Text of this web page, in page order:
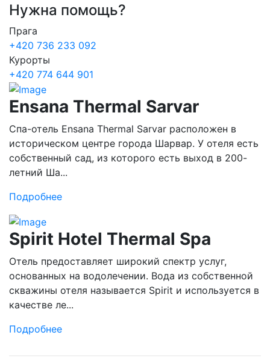
Нужна помощь?
Прага
+420 736 233 092
Курорты
+420 774 644 901
Ensana Thermal Sarvar
Спа-отель Ensana Thermal Sarvar расположен в
историческом центре города Шарвар. У отеля есть
собственный сад, из которого есть выход в 200-
летний Ша...
Подробнее
Spirit Hotel Thermal Spa
Отель предоставляет широкий спектр услуг,
основанных на водолечении. Вода из собственной
скважины отеля называется Spirit и используется в
качестве ле...
Подробнее